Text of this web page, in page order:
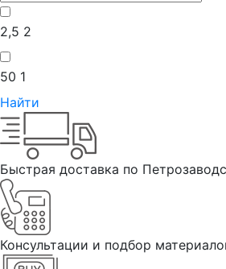
2,5 2
50 1
Найти
Быстрая доставка по
Консультации и подбор